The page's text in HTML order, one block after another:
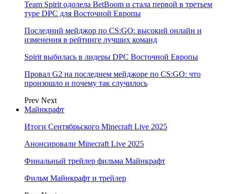
Team Spirit одолела BetBoom и стала первой в третьем
туре DPC для Восточной Европы
Последний мейджор по CS:GO: высокий онлайн и
изменения в рейтинге лучших команд
Spirit выбилась в лидеры DPC Восточной Европы
Провал G2 на последнем мейджоре по CS:GO: что
произошло и почему так случилось
Prev Next
Майнкрафт
Итоги Сентябрьского Minecraft Live 2025
Анонсировали Minecraft Live 2025
Финальный трейлер фильма Майнкрафт
Фильм Майнкрафт и трейлер